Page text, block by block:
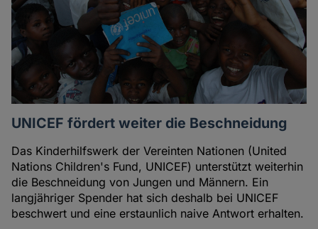
UNICEF fördert weiter die Beschneidung
Das Kinderhilfswerk der Vereinten Nationen (United
Nations Children's Fund, UNICEF) unterstützt weiterhin
die Beschneidung von Jungen und Männern. Ein
langjähriger Spender hat sich deshalb bei UNICEF
beschwert und eine erstaunlich naive Antwort erhalten.